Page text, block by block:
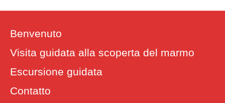
Benvenuto
Visita guidata alla scoperta del marmo
Escursione guidata
Contatto